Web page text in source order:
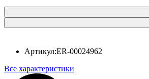
Артикул:ER-00024962
Все характеристики